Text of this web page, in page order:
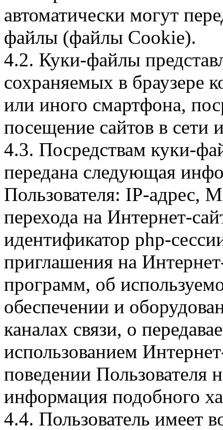
автоматически могут
файлы (файлы Cookie).
4.2. Куки-файлы
сохраняемых в браузере
или иного смартфона,
посещение сайтов в сети
4.3. Посредствам куки-
передана следующая
Пользователя: IP-адрес,
перехода на Интернет-
идентификатор php-
приглашения на
программ, об
обеспечении и
каналах связи, о
использованием
поведении Пользователя
информация подобного
4.4. Пользователь имеет